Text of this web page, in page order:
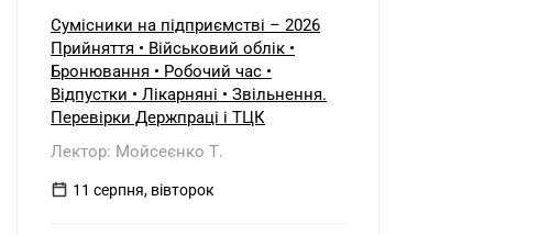
Сумісники на підприємстві – 2026
Прийняття • Військовий облік •
Бронювання • Робочий час •
Відпустки • Лікарняні • Звільнення.
Перевірки Держпраці і ТЦК
Лектор: Мойсеєнко Т.
11 серпня, вівторок